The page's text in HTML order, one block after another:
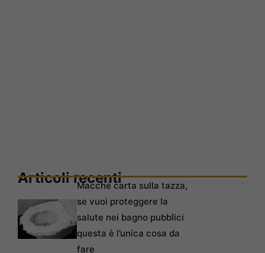
Articoli recentiMacché carta sulla tazza,
se vuoi proteggere la
salute nei bagno pubblici
questa è l’unica cosa da
fare